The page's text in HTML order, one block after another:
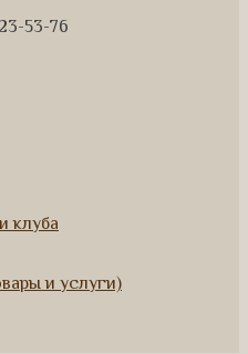
53-76
клуба
и услуги)